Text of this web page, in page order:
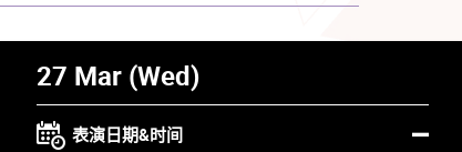
27 Mar (Wed)
表演日期&时间